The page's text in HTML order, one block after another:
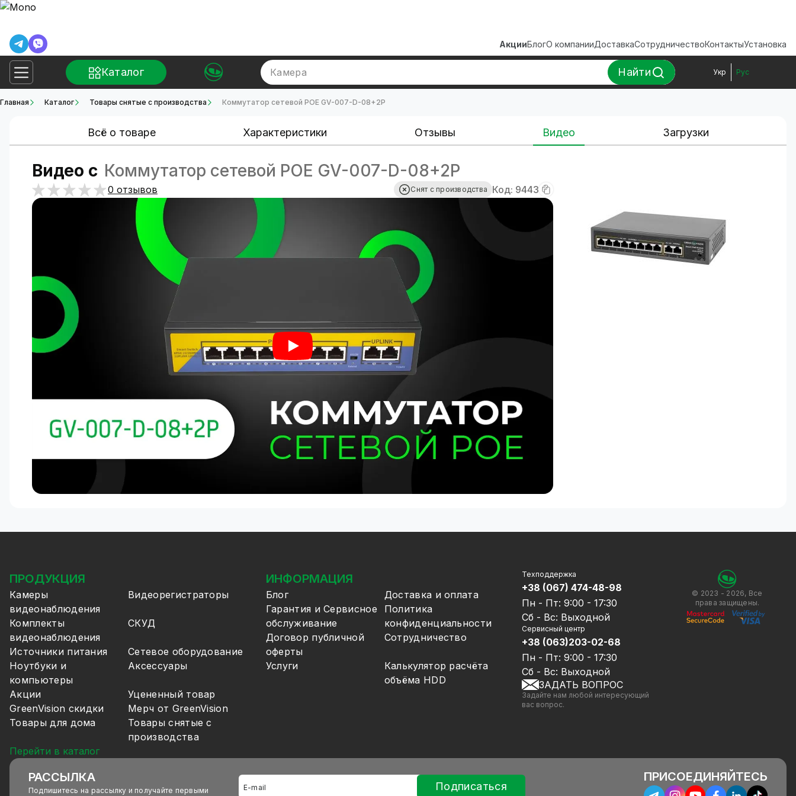
АкцииБлогО компанииДоставкаСотрудничествоКонтактыУстановка
Каталог Камера Найти Укр Рус
Главная Каталог Товары снятые с производства Коммутатор сетевой POE GV-007-D-08+2P
Всё о товаре Характеристики Отзывы Видео Загрузки
Видео с Коммутатор сетевой POE GV-007-D-08+2P
0 отзывов Снят с производства Код: 9443
ПРОДУКЦИЯ
Камеры
видеонаблюдения
Видеорегистраторы
Комплекты
видеонаблюдения
СКУД
Источники питания
Сетевое оборудование
Ноутбуки и
компьютеры
Аксессуары
Акции
Уцененный товар
GreenVision скидки
Мерч от GreenVision
Товары для дома
Товары снятые с
производства
Перейти в каталог
ИНФОРМАЦИЯ
Блог
Доставка и оплата
Гарантия и Сервисное
обслуживание
Политика
конфиденциальности
Договор публичной
оферты
Сотрудничество
Услуги
Калькулятор расчёта
объёма HDD
Техподдержка
+38 (067) 474-48-98
Пн - Пт: 9:00 - 17:30
Сб - Вс: Выходной
Сервисный центр
+38 (063)203-02-68
Пн - Пт: 9:00 - 17:30
Сб - Вс: Выходной
ЗАДАТЬ ВОПРОС
Задайте нам любой интересующий
вас вопрос.
© 2023 - 2026, Все
права защищены.
РАССЫЛКА
Подпишитесь на рассылку и получайте первыми
Подписаться
ПРИСОЕДИНЯЙТЕСЬ